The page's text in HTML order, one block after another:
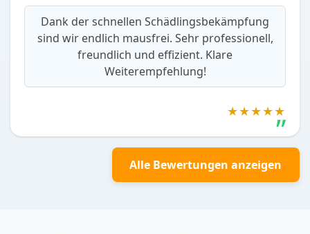
Dank der schnellen Schädlingsbekämpfung
sind wir endlich mausfrei. Sehr professionell,
freundlich und effizient. Klare
Weiterempfehlung!
★★★★★
Alle Bewertungen anzeigen